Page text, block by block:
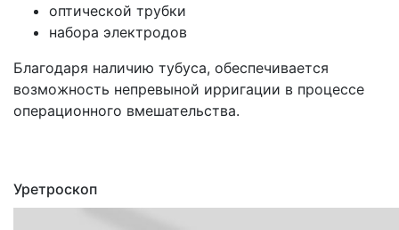
оптической трубки
набора электродов
Благодаря наличию тубуса, обеспечивается
возможность непревыной ирригации в процессе
операционного вмешательства.
Уретроскоп